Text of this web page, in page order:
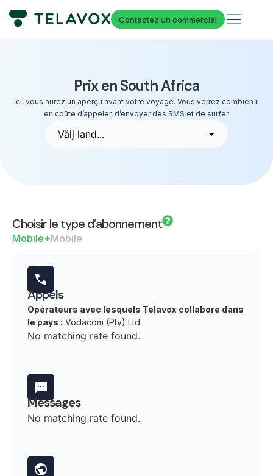
Contactez un commercial
Prix en South Africa
Ici, vous aurez un aperçu avant votre voyage. Vous verrez combien il
en coûte d’appeler, d’envoyer des SMS et de surfer.
Choisir le type d’abonnement
Mobile+Mobile
Appels
Opérateurs avec lesquels Telavox collabore dans
le pays : Vodacom (Pty) Ltd.
No matching rate found.
Messages
No matching rate found.